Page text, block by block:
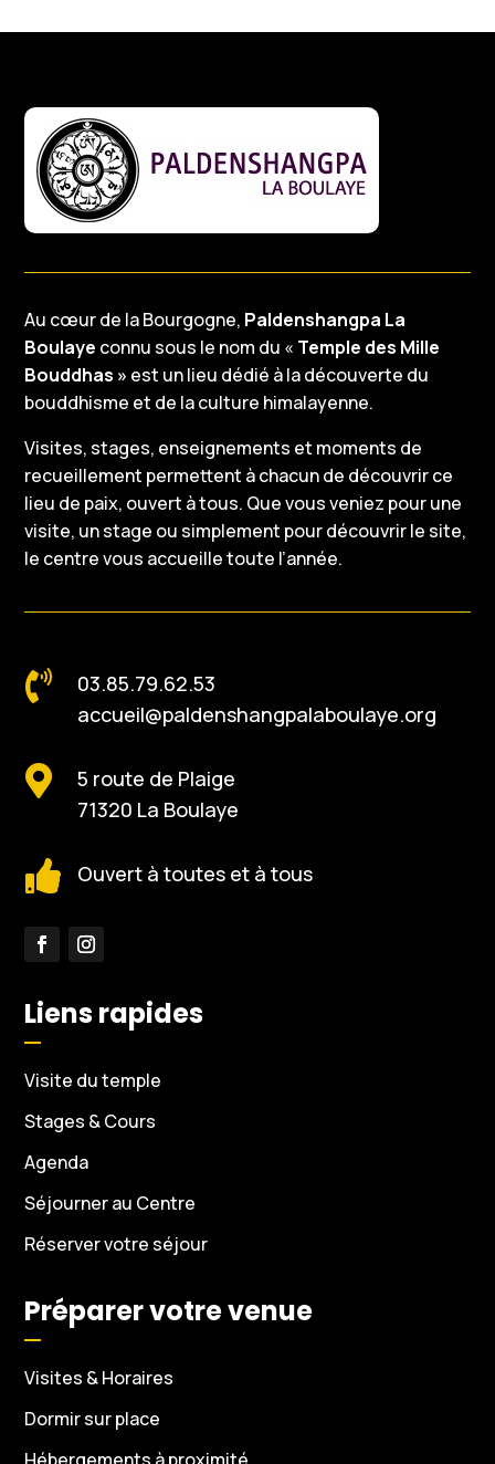
Au cœur de la Bourgogne, Paldenshangpa La
Boulaye connu sous le nom du « Temple des Mille
Bouddhas » est un lieu dédié à la découverte du
bouddhisme et de la culture himalayenne.
Visites, stages, enseignements et moments de
recueillement permettent à chacun de découvrir ce
lieu de paix, ouvert à tous. Que vous veniez pour une
visite, un stage ou simplement pour découvrir le site,
le centre vous accueille toute l’année.

03.85.79.62.53
accueil@paldenshangpalaboulaye.org

5 route de Plaige
71320 La Boulaye
 Ouvert à toutes et à tous
Liens rapides
Visite du temple
Stages & Cours
Agenda
Séjourner au Centre
Réserver votre séjour
Préparer votre venue
Visites & Horaires
Dormir sur place